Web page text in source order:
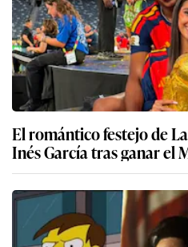
El romántico festejo de
Inés García tras ganar el